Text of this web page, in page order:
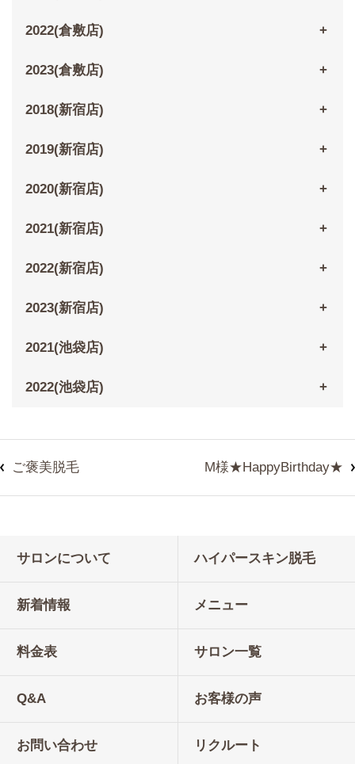
2022(倉敷店)
2023(倉敷店)
2018(新宿店)
2019(新宿店)
2020(新宿店)
2021(新宿店)
2022(新宿店)
2023(新宿店)
2021(池袋店)
2022(池袋店)
ご褒美脱毛 M様★HappyBirthday★
サロンについて ハイパースキン脱毛
新着情報 メニュー
料金表 サロン一覧
Q&A お客様の声
お問い合わせ リクルート